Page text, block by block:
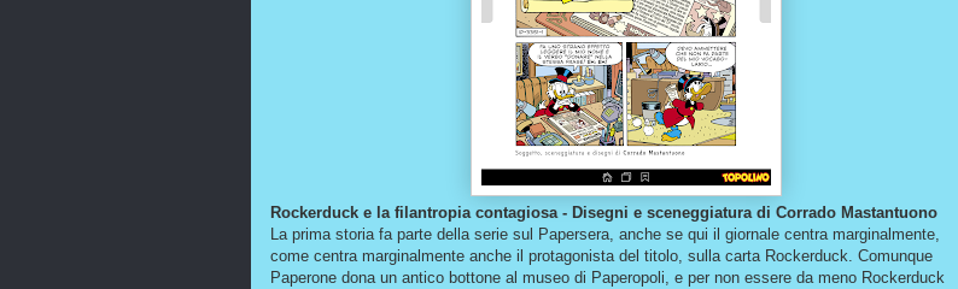
Rockerduck e la filantropia contagiosa - Disegni e sceneggiatura di Corrado Mastantuono
La prima storia fa parte della serie sul Papersera, anche se qui il giornale centra marginalmente,
come centra marginalmente anche il protagonista del titolo, sulla carta Rockerduck. Comunque
Paperone dona un antico bottone al museo di Paperopoli, e per non essere da meno Rockerduck